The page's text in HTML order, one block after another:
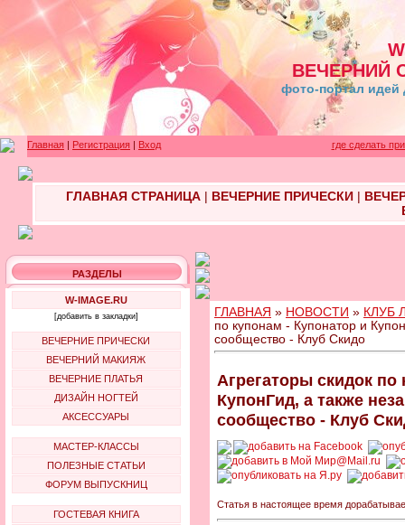
ВЕЧЕРНИЙ
фото-портал идей
Главная | Регистрация | Вход где сделать
ГЛАВНАЯ СТРАНИЦА| ВЕЧЕРНИЕ ПРИЧЕСКИ|
РАЗДЕЛЫ
W-IMAGE.RU
[добавить в закладки]
ВЕЧЕРНИЕ ПРИЧЕСКИ
ВЕЧЕРНИЙ МАКИЯЖ
ВЕЧЕРНИЕ ПЛАТЬЯ
ДИЗАЙН НОГТЕЙ
АКСЕССУАРЫ
МАСТЕР-КЛАССЫ
ПОЛЕЗНЫЕ СТАТЬИ
ФОРУМ ВЫПУСКНИЦ
ГОСТЕВАЯ КНИГА
ГЛАВНАЯ » НОВОСТИ » КЛУБ
по купонам - Купонатор и
сообщество - Клуб Скидо
Агрегаторы скидок
КупонГид, а также
сообщество - Клуб
Статья в настоящее время